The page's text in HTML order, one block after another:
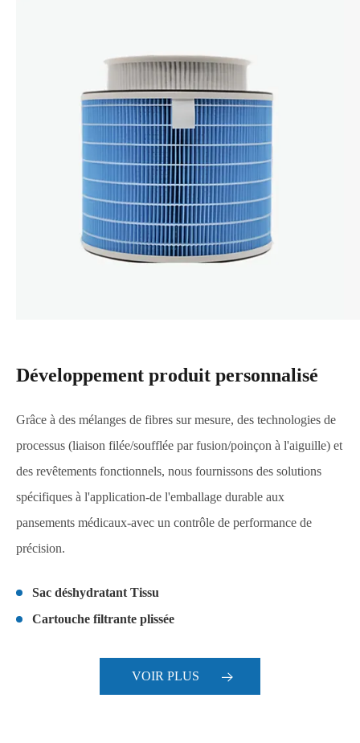
Développement produit personnalisé
Grâce à des mélanges de fibres sur mesure, des technologies de
processus (liaison filée/soufflée par fusion/poinçon à l'aiguille) et
des revêtements fonctionnels, nous fournissons des solutions
spécifiques à l'application-de l'emballage durable aux
pansements médicaux-avec un contrôle de performance de
précision.
Sac déshydratant Tissu
Cartouche filtrante plissée
VOIR PLUS